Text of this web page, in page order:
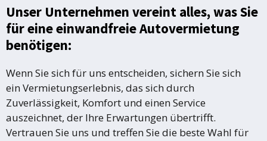
Unser Unternehmen vereint alles, was Sie
für eine einwandfreie Autovermietung
benötigen:
Wenn Sie sich für uns entscheiden, sichern Sie sich
ein Vermietungserlebnis, das sich durch
Zuverlässigkeit, Komfort und einen Service
auszeichnet, der Ihre Erwartungen übertrifft.
Vertrauen Sie uns und treffen Sie die beste Wahl für